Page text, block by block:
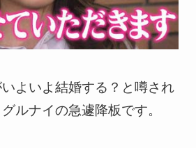
よいよ結婚する？と噂され
ルナイの急遽降板です。